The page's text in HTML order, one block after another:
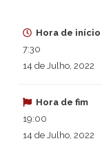
Hora de início
7:30
14 de Julho, 2022
Hora de fim
19:00
14 de Julho, 2022